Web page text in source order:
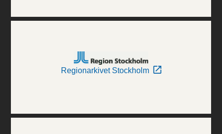
Regionarkivet Stockholm